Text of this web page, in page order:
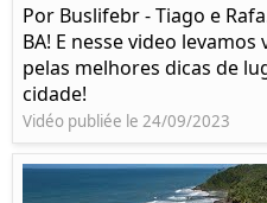
Por Buslifebr - Tiago e
BA! E nesse video
pelas melhores dicas de
cidade!
Vidéo publiée le 24/09/2023